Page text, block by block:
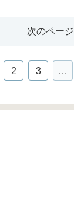
次のページ
2 3 …